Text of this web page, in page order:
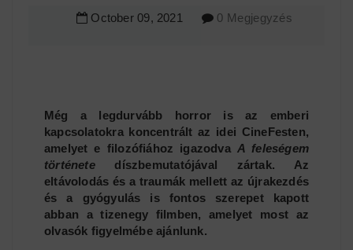
October 09, 2021 0 Megjegyzés
Még a legdurvább horror is az emberi
kapcsolatokra koncentrált az idei CineFesten,
amelyet e filozófiához igazodva A feleségem
történetedíszbemutatójával zártak. Az
eltávolodás és a traumák mellett az újrakezdés
és a gyógyulás is fontos szerepet kapott
abban a tizenegy filmben, amelyet most az
olvasók figyelmébe ajánlunk.